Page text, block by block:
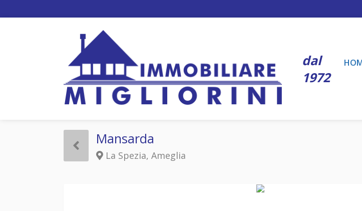
dal
1972
Mansarda
La Spezia, Ameglia